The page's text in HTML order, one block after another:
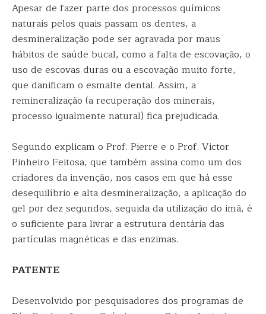
Apesar de fazer parte dos processos químicos
naturais pelos quais passam os dentes, a
desmineralização pode ser agravada por maus
hábitos de saúde bucal, como a falta de escovação, o
uso de escovas duras ou a escovação muito forte,
que danificam o esmalte dental. Assim, a
remineralização (a recuperação dos minerais,
processo igualmente natural) fica prejudicada.
Segundo explicam o Prof. Pierre e o Prof. Victor
Pinheiro Feitosa, que também assina como um dos
criadores da invenção, nos casos em que há esse
desequilíbrio e alta desmineralização, a aplicação do
gel por dez segundos, seguida da utilização do imã, é
o suficiente para livrar a estrutura dentária das
partículas magnéticas e das enzimas.
PATENTE
Desenvolvido por pesquisadores dos programas de